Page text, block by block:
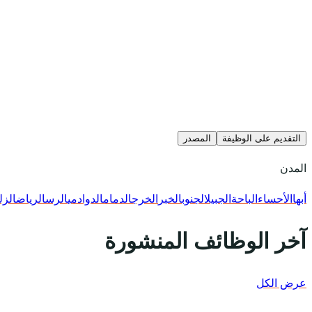
التقديم على الوظيفة المصدر
المدن
أبها الأحساء الباحة الجبيلالجنوبالخبر الخرجالدمامالدوادميالرسالرياض
آخر الوظائف المنشورة
عرض الكل